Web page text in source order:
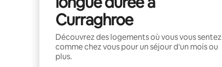
Curraghroe
Découvrez des logements où vous vous sentez
comme chez vous pour un séjour d'un mois ou
plus.